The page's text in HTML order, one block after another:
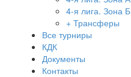
4-я лига. Зона Б
+ Трансферы
Все турниры
КДК
Документы
Контакты